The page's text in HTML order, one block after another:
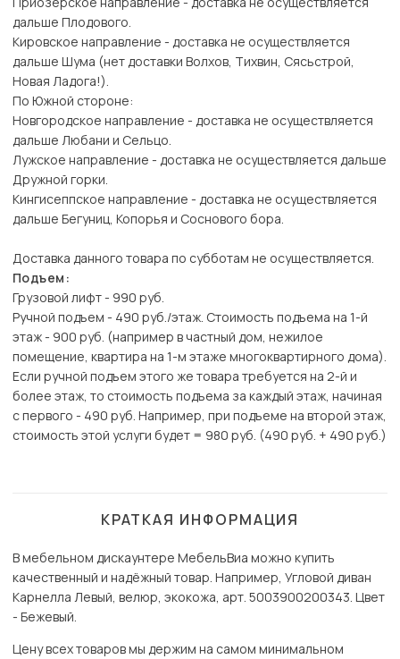
дальше Плодового.
Кировское направление - доставка не осуществляется
дальше Шума (нет доставки Волхов, Тихвин, Сясьстрой,
Новая Ладога!).
По Южной стороне:
Новгородское направление - доставка не осуществляется
дальше Любани и Сельцо.
Лужское направление - доставка не осуществляется дальше
Дружной горки.
Кингисеппское направление - доставка не осуществляется
дальше Бегуниц, Копорья и Соснового бора.
Доставка данного товара по субботам не осуществляется.
Подъем:
Грузовой лифт - 990 руб.
Ручной подъем - 490 руб./этаж. Стоимость подъема на 1-й
этаж - 900 руб. (например в частный дом, нежилое
помещение, квартира на 1-м этаже многоквартирного дома).
Если ручной подъем этого же товара требуется на 2-й и
более этаж, то стоимость подъема за каждый этаж, начиная
с первого - 490 руб. Например, при подъеме на второй этаж,
стоимость этой услуги будет = 980 руб. (490 руб. + 490 руб.)
КРАТКАЯ ИНФОРМАЦИЯ
В мебельном дискаунтере МебельВиа можно купить
качественный и надёжный товар. Например, Угловой диван
Карнелла Левый, велюр, экокожа, арт. 5003900200343. Цвет
- Бежевый.
Цену всех товаров мы держим на самом минимальном